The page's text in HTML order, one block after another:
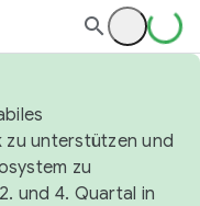
zu unterstützen und
zu
und 4. Quartal in